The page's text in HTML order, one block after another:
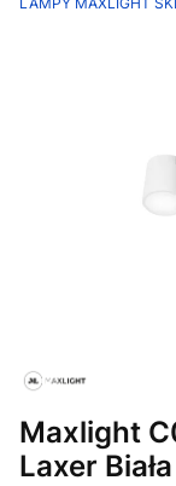
Maxlight
Laxer Biała